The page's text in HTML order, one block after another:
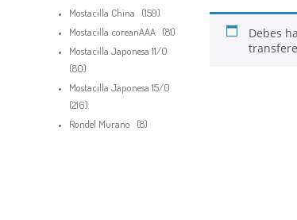
QUE
productos
Mostacilla China 159159
productos
Mostacilla coreanAAA 8181
Mostacilla Japonesa 11/0
8080
productos
Mostacilla Japonesa 15/0
216216
productos
Rondel Murano 88
Debes